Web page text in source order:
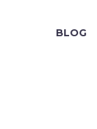
BLOG